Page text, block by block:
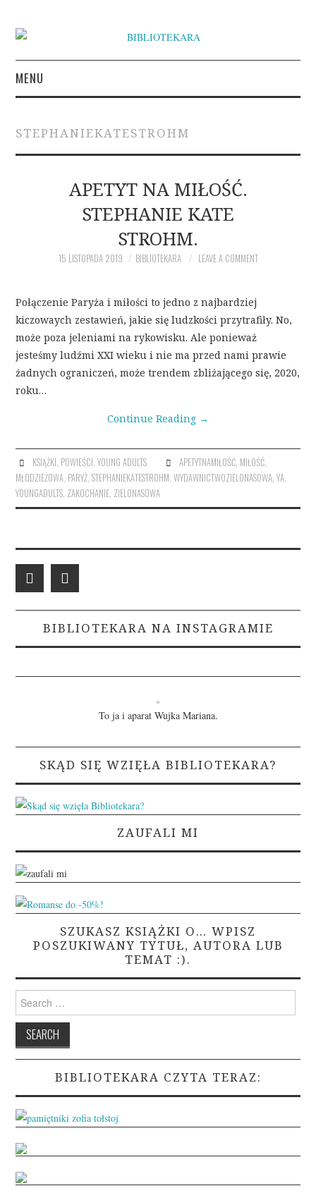
MENU
INSPIRACJE LITERACKIE
O BIBLIOTEKARZE
NAPISZ DO BIBLIOTEKARY
STEPHANIEKATESTROHM
APETYT NA MIŁOŚĆ.
STEPHANIE KATE
STROHM.
15 LISTOPADA 2019 BIBLIOTEKARA LEAVE A COMMENT
Połączenie Paryża i miłości to jedno z najbardziej
kiczowaych zestawień, jakie się ludzkości przytrafiły. No,
może poza jeleniami na rykowisku. Ale ponieważ
jesteśmy ludźmi XXI wieku i nie ma przed nami prawie
żadnych ograniczeń, może trendem zbliżającego się, 2020,
roku…
Continue Reading →
KSIĄŻKI POWIEŚCI YOUNG ADULTS APETYTNAMIŁOŚĆ, MIŁOŚĆ,
MŁODZIEŻOWA PARYŻ ,STEPHANIEKATESTROHM ,WYDAWNICTWOZIELONASOWA ,YA
YOUNGADULTS ZAKOCHANIE ZIELONASOWA
BIBLIOTEKARA NA INSTAGRAMIE
To ja i aparat Wujka Mariana.
SKĄD SIĘ WZIĘŁA BIBLIOTEKARA?
ZAUFALI MI
SZUKASZ KSIĄŻKI O… WPISZ
POSZUKIWANY TYTUŁ, AUTORA LUB
TEMAT :).
for:
BIBLIOTEKARA CZYTA TERAZ: